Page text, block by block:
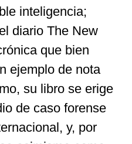
inteligencia;
diario The New
que bien
ejemplo de nota
su libro se erige
de caso forense
y, por